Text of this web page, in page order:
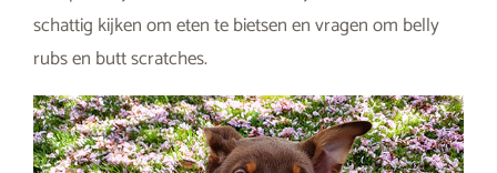
schattig kijken om eten te bietsen en vragen om belly
rubs en butt scratches.